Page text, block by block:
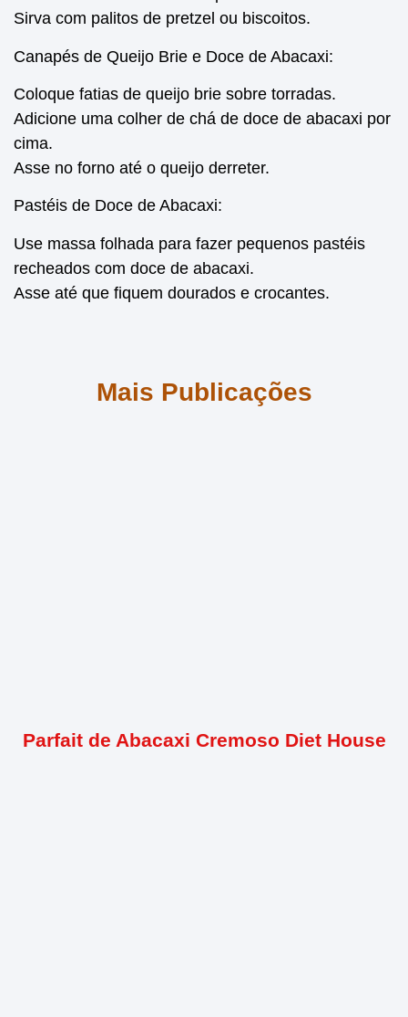
Sirva com palitos de pretzel ou biscoitos.
Canapés de Queijo Brie e Doce de Abacaxi:
Coloque fatias de queijo brie sobre torradas.
Adicione uma colher de chá de doce de abacaxi por
cima.
Asse no forno até o queijo derreter.
Pastéis de Doce de Abacaxi:
Use massa folhada para fazer pequenos pastéis
recheados com doce de abacaxi.
Asse até que fiquem dourados e crocantes.
Mais Publicações
Parfait de Abacaxi Cremoso Diet House